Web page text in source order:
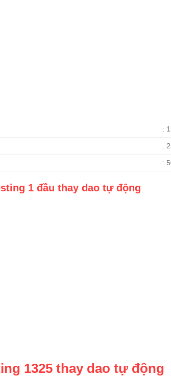
:
:
:
1 đầu thay dao tự động
1325 thay dao tự động